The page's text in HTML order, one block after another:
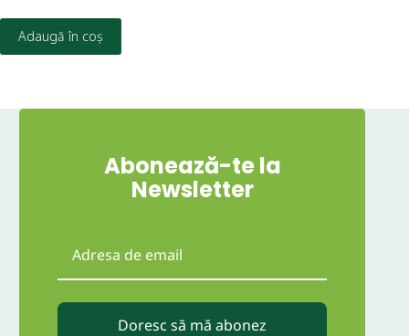
Adaugă în coș
Abonează-te la
Newsletter
Doresc să mă abonez